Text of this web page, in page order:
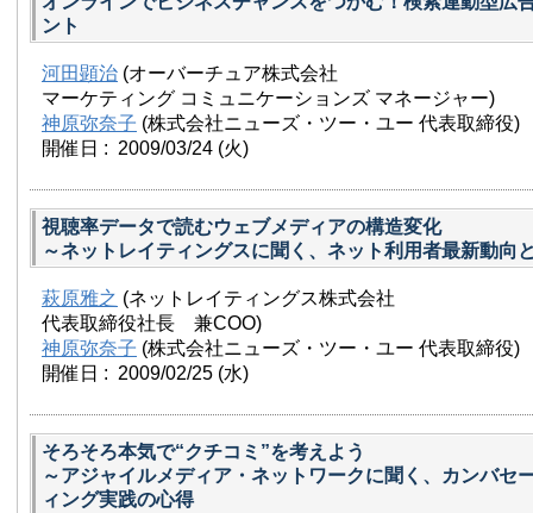
ント
河田顕治 (オーバーチュア株式会社
マーケティング コミュニケーションズ マネージャー)
神原弥奈子 (株式会社ニューズ・ツー・ユー 代表取締役)
開催日 : 2009/03/24 (火)
視聴率データで読むウェブメディアの構造変化
～ネットレイティングスに聞く、ネット利用者最新動向
萩原雅之 (ネットレイティングス株式会社
代表取締役社長 兼COO)
神原弥奈子 (株式会社ニューズ・ツー・ユー 代表取締役)
開催日 : 2009/02/25 (水)
そろそろ本気で“クチコミ”を考えよう
～アジャイルメディア・ネットワークに聞く、カンバセ
ィング実践の心得